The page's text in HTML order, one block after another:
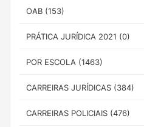
OAB (153)
PRÁTICA JURÍDICA 2021 (0)
POR ESCOLA (1463)
CARREIRAS JURÍDICAS (384)
CARREIRAS POLICIAIS (476)